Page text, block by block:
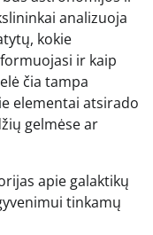
analizuoja
kokie
ir kaip
čia tampa
elementai atsirado
gelmėse ar
apie galaktikų
tinkamų